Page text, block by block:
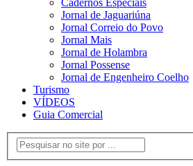
Cadernos Especiais
Jornal de Jaguariúna
Jornal Correio do Povo
Jornal Mais
Jornal de Holambra
Jornal Possense
Jornal de Engenheiro Coelho
Turismo
VÍDEOS
Guia Comercial